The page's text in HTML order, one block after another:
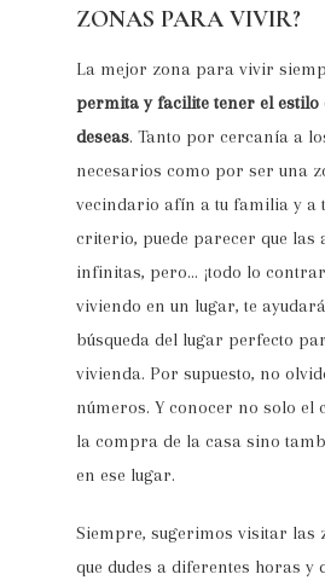
ZONAS PARA VIVIR?
La mejor zona para vivir
permita y facilite tener el estilo
deseas. Tanto por cercanía a
necesarios como por ser una
vecindario afín a tu familia y a
criterio, puede parecer que las
infinitas, pero… ¡todo lo
viviendo en un lugar, te
búsqueda del lugar perfecto
vivienda. Por supuesto, no
números. Y conocer no solo el
la compra de la casa sino
en ese lugar.
Siempre, sugerimos visitar las
que dudes a diferentes horas y